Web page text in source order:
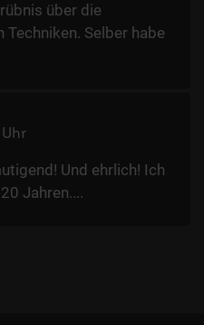
über die
Selber habe
Und ehrlich! Ich
Jahren....